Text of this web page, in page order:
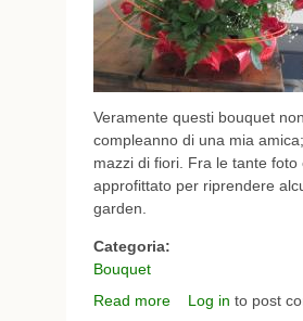
Veramente questi bouquet
compleanno di una mia
mazzi di fiori. Fra le tante
approfittato per riprendere
garden.
Categoria:
Bouquet
Read more about i miei bouquet
Log in to post